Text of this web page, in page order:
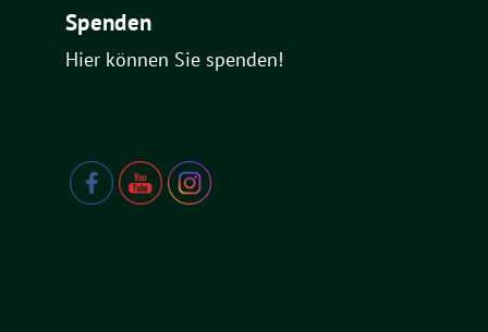
Spenden
Hier können Sie spenden!